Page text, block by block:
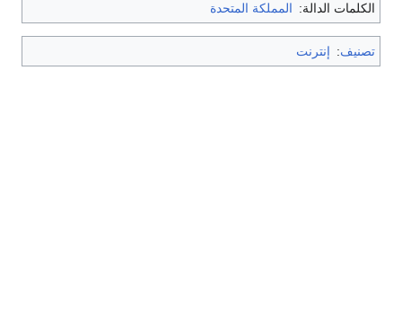
الكلمات الدالة: المملكة المتحدة
تصنيف: إنترنت